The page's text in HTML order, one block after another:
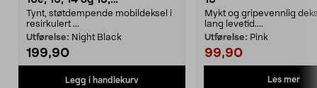
dbramante1928 Greenland
Tynt, støtdempende mobildeksel i
resirkulert ...
Utførelse: Night Black
199,90
Legg i handlekurv
Mykt og gripevennlig
lang levetid....
Utførelse: Pink
99,90
Les mer